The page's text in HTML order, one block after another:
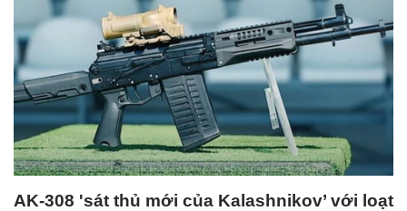
AK-308 'sát thủ mới của Kalashnikov’ với loạt